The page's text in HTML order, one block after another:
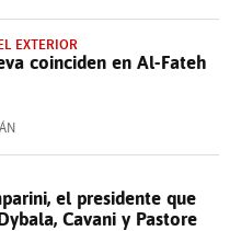
EXTERIOR
coinciden en Al-Fateh
el presidente que
Cavani y Pastore